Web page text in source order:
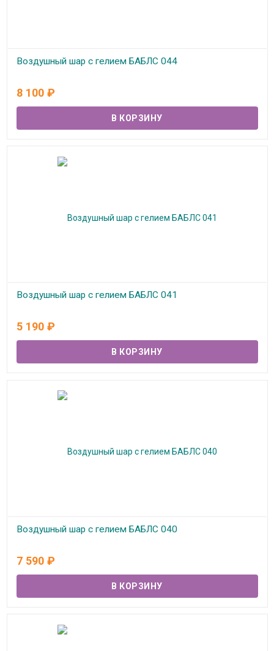
Воздушный шар с гелием БАБЛС 044
8 100 ₽
Воздушный шар с гелием БАБЛС 041
5 190 ₽
Воздушный шар с гелием БАБЛС 040
7 590 ₽